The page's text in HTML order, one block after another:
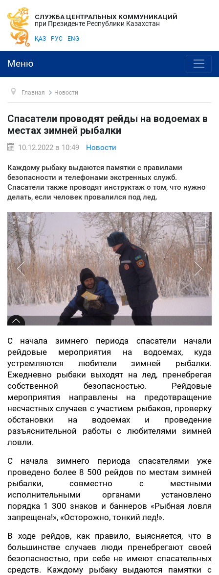
СЛУЖБА ЦЕНТРАЛЬНЫХ КОММУНИКАЦИЙ
при Президенте Республики Казахстан
ҚАЗ РУС ENG
Меню
Главная Новости
Спасатели проводят рейды на водоемах в
местах зимней рыбалки
10.12.2022 в 10:49 Новости
Каждому рыбаку выдаются памятки с правилами
безопасности и телефонами экстренных служб.
Спасатели также проводят инструктаж о том, что нужно
делать, если человек провалился под лед.
С начала зимнего периода спасатели начали
рейдовые мероприятия на водоемах, куда
устремляются любители зимней рыбалки.
Ежедневно рыбаки выходят на лед, пренебрегая
собственной безопасностью. Рейдовые
мероприятия направлены на предотвращение
несчастных случаев с участием рыбаков, проверку
обстановки на водоемах и проведение
разъяснительной работы с любителями зимней
ловли.
С начала зимнего периода спасателями уже
проведено более 8 500 рейдов по местам зимней
рыбалки, совместно с местными
исполнительными органами установлено
порядка 1 300 знаков и баннеров «Рыбная ловля
запрещена!», «Осторожно, тонкий лед!».
В ходе рейдов, как правило, выясняется, что в
большинстве случаев люди пренебрегают своей
безопасностью, при себе не имеют спасательных
средств. Каждому рыбаку выдаются памятки с